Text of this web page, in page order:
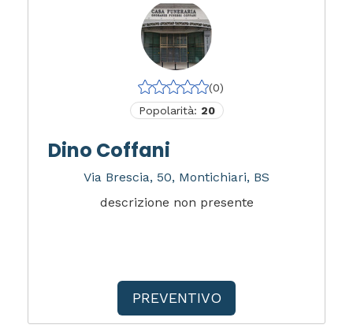
(0)
Popolarità: 20
Dino Coffani
Via Brescia, 50, Montichiari, BS
descrizione non presente
PREVENTIVO